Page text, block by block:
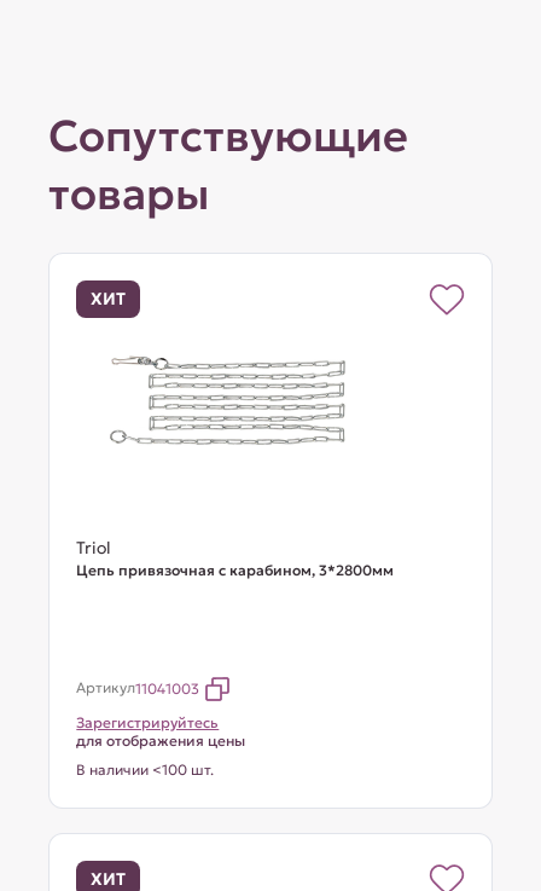
Сопутствующие
товары
ХИТ
Triol
Цепь привязочная с карабином, 3*2800мм
Артикул11041003
Зарегистрируйтесь
для отображения цены
В наличии <100 шт.
ХИТ